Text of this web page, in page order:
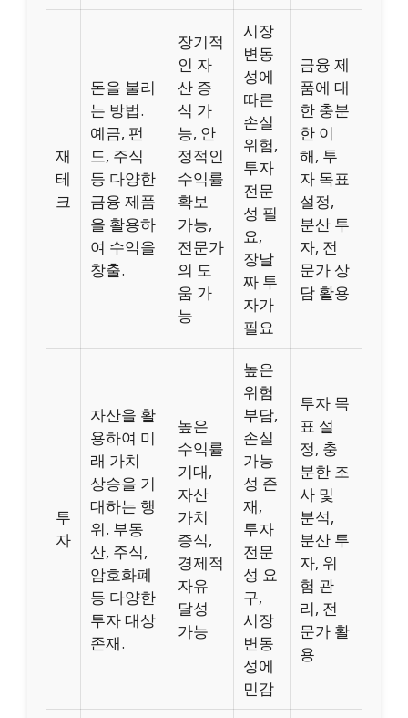
재
테
크
돈을 불리
는 방법.
예금, 펀
드, 주식
등 다양한
금융 제품
을 활용하
여 수익을
창출.
장기적
인 자
산 증
식 가
능, 안
정적인
수익률
확보
가능,
전문가
의 도
움 가
능
시장
변동
성에
따른
손실
위험,
투자
전문
성 필
요,
장날
짜 투
자가
필요
금융 제
품에 대
한 충분
한 이
해, 투
자 목표
설정,
분산 투
자, 전
문가 상
담 활용
투
자
자산을 활
용하여 미
래 가치
상승을 기
대하는 행
위. 부동
산, 주식,
암호화폐
등 다양한
투자 대상
존재.
높은
수익률
기대,
자산
가치
증식,
경제적
자유
달성
가능
높은
위험
부담,
손실
가능
성 존
재,
투자
전문
성 요
구,
시장
변동
성에
민감
투자 목
표 설
정, 충
분한 조
사 및
분석,
분산 투
자, 위
험 관
리, 전
문가 활
용